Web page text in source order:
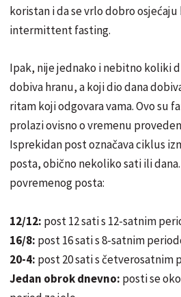
koristan i da se vrlo dobro
intermittent fasting.
Ipak, nije jednako i nebitno koliki
dobiva hranu, a koji dio dana
ritam koji odgovara vama. Ovo su
prolazi ovisno o vremenu
Isprekidan post označava ciklus
posta, obično nekoliko sati ili
povremenog posta:
12/12: post 12 sati s 12-satnim
16/8: post 16 sati s 8-satnim
20-4: post 20 sati s četverosatnim
Jedan obrok dnevno: posti se